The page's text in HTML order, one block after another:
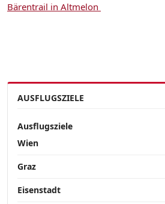
Bärentrail in Altmelon
AUSFLUGSZIELE
Ausflugsziele
Wien
Graz
Eisenstadt